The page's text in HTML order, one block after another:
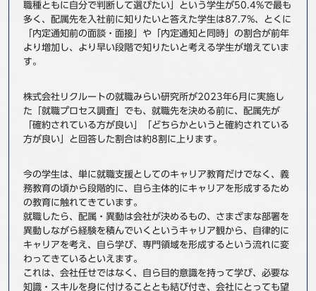
BBSグループネットワーク
株主・投資家情報 採用情報
お問い合わせ
職種ともに自分で判断して選びたい」という学生が50.4%で最も
多く、配属先を入社前に知りたいと答えた学生は87.7%、とくに
「内定通知前の面談・面接」や「内定通知と同時」の割合が前年
より増加し、より早い段階で知りたいと考える学生が増えていま
す。
株式会社リクルートの就職みらい研究所が2023年6月に実施し
た「就職プロセス調査」でも、就職先を決める前に、配属先が
「確約されている方が良い」「どちらかというと確約されている
方が良い」と回答した割合は約8割に上ります。
今の学生は、単に就職支援としてのキャリア教育だけでなく、義
務教育の頃から段階的に、自ら主体的にキャリアを形成するため
の教育に触れてきています。
就職したら、配属・異動は会社が決めるもの、さまざまな部署を
異動しながら経験を積んでいくというキャリア観から、自律的に
キャリアを考え、自ら学び、専門領域を形成するという流れに変
わってきているといえます。
これは、会社任せではなく、自ら目的意識を持って学び、必要な
知識・スキルを身に付けることとも結び付き、会社にとっても望